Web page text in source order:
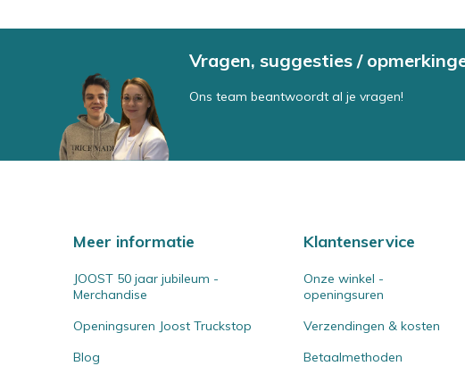
Vragen, suggesties /
Ons team beantwoordt al je vragen!
Meer informatie
JOOST 50 jaar jubileum -
Merchandise
Openingsuren Joost Truckstop
Blog
Klantenservice
Onze winkel -
openingsuren
Verzendingen & kosten
Betaalmethoden